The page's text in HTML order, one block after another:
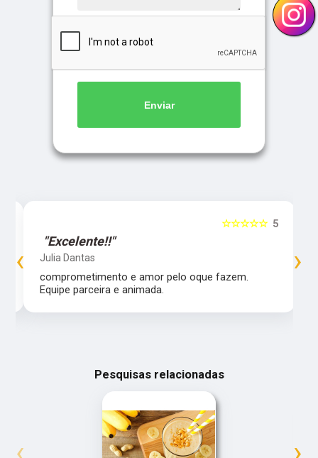
Enviar
5
☆☆☆☆☆
"Excelente!!"
Julia Dantas
comprometimento e amor pelo oque fazem.
Equipe parceira e animada.
‹ ›
Pesquisas relacionadas